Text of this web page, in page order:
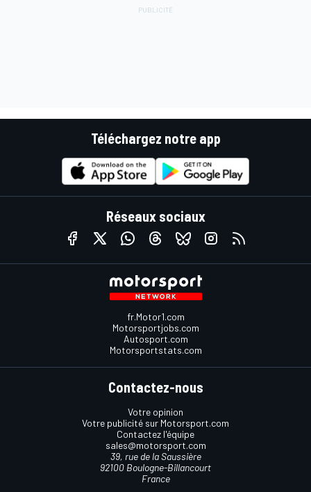
Téléchargez notre app
Réseaux sociaux
fr.Motor1.com
Motorsportjobs.com
Autosport.com
Motorsportstats.com
Contactez-nous
Votre opinion
Votre publicité sur Motorsport.com
Contactez l'équipe
sales@motorsport.com
39, rue de la Saussière
92100 Boulogne-Billancourt
France